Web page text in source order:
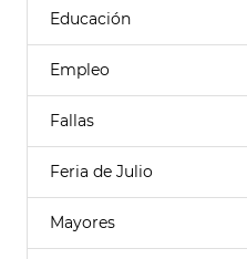
Educación
Empleo
Fallas
Feria de Julio
Mayores